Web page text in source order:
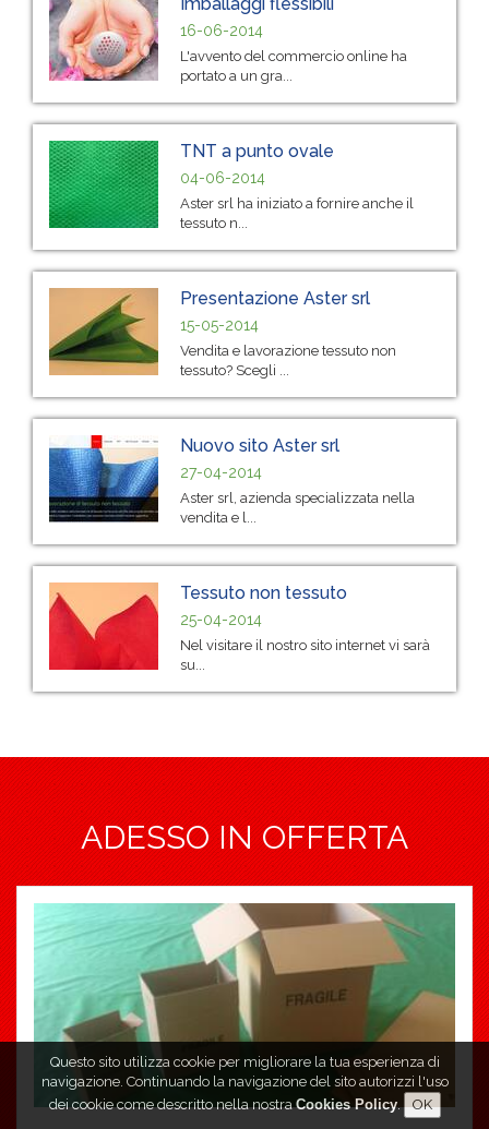
16-06-2014
L'avvento del commercio online ha
portato a un gra...
TNT a punto ovale
04-06-2014
Aster srl ha iniziato a fornire anche il
tessuto n...
Presentazione Aster srl
15-05-2014
Vendita e lavorazione tessuto non
tessuto? Scegli ...
Nuovo sito Aster srl
27-04-2014
Aster srl, azienda specializzata nella
vendita e l...
Tessuto non tessuto
25-04-2014
Nel visitare il nostro sito internet vi sarà
su...
ADESSO IN OFFERTA
Questo sito utilizza cookie per migliorare la tua esperienza di
navigazione. Continuando la navigazione del sito autorizzi l'uso
dei cookie come descritto nella nostraCookies Policy.